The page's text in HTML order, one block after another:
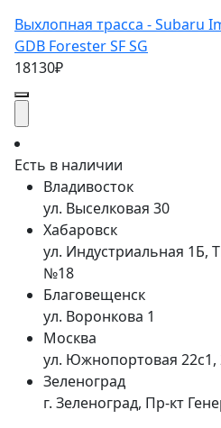
Выхлопная трасса - Subaru
GDB Forester SF SG
18130₽
Есть в наличии
Владивосток
ул. Выселковая 30
Хабаровск
ул. Индустриальная 1Б,
№18
Благовещенск
ул. Воронкова 1
Москва
ул. Южнопортовая 22с1,
Зеленоград
г. Зеленоград, Пр-кт